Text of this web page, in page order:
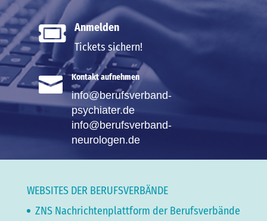

Anmelden
Tickets sichern!
 Kontakt aufnehmen
info@berufsverband-
psychiater.de
info@berufsverband-
neurologen.de
WEBSITES DER BERUFSVERBÄNDE
ZNS Nachrichtenplattform der Berufsverbände